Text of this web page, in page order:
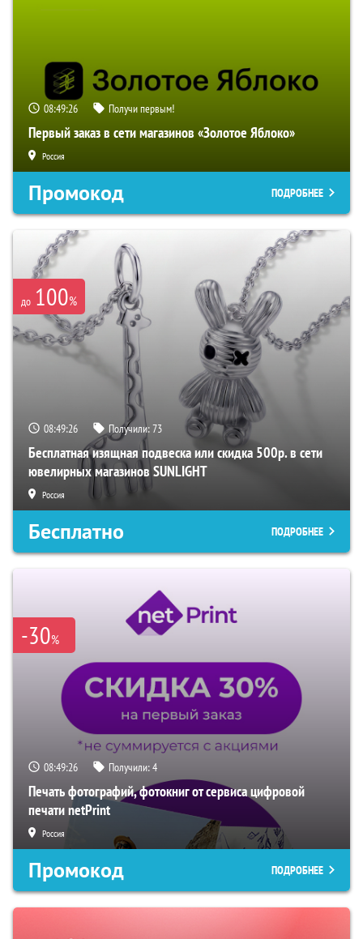
08:49:25 Получи первым!
Первый заказ в сети магазинов «Золотое Яблоко»
Россия
Промокод ПОДРОБНЕЕ
до 100%
08:49:25 Получили:73
Бесплатная изящная подвеска или скидка 500р. в сети
ювелирных магазинов SUNLIGHT
Россия
Бесплатно ПОДРОБНЕЕ
-30%
08:49:25 Получили:4
Печать фотографий, фотокниг от сервиса цифровой
печати netPrint
Россия
Промокод ПОДРОБНЕЕ